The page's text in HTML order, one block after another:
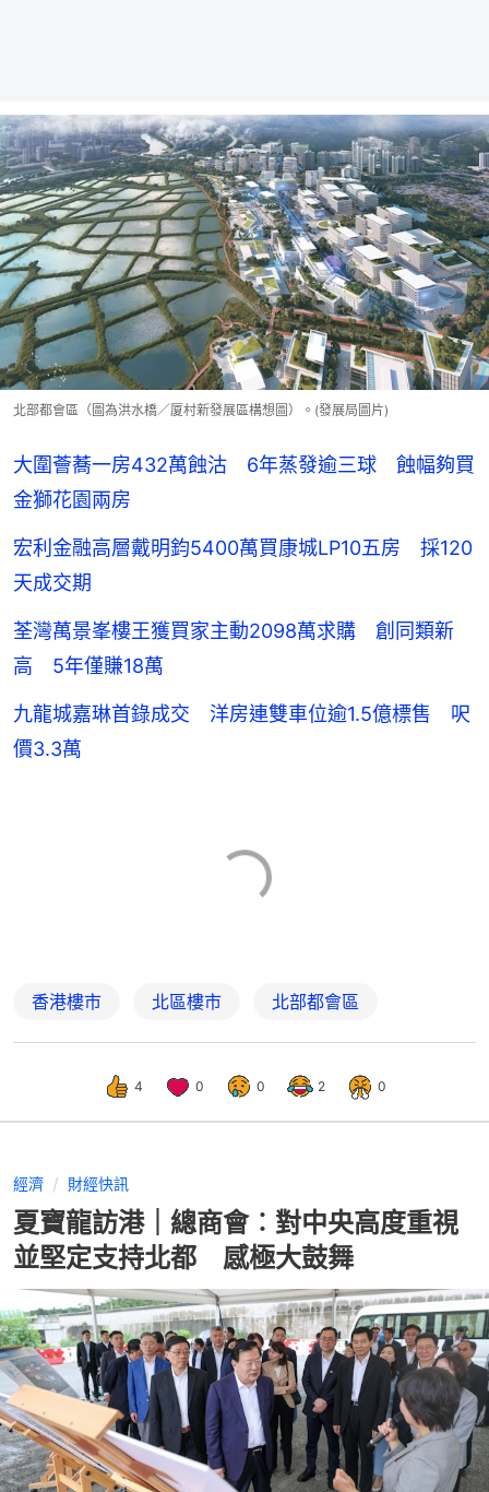
北部都會區（圖為洪水橋／厦村新發展區構想圖）。(發展局圖片)
大圍薈蕎一房432萬蝕沽 6年蒸發逾三球 蝕幅夠買
金獅花園兩房
宏利金融高層戴明鈞5400萬買康城LP10五房 採120
天成交期
荃灣萬景峯樓王獲買家主動2098萬求購 創同類新
高 5年僅賺18萬
九龍城嘉琳首錄成交 洋房連雙車位逾1.5億標售 呎
價3.3萬
香港樓市 北區樓市 北部都會區
4 0 0 2 0
經濟 財經快訊
夏寶龍訪港｜總商會︰對中央高度重視
並堅定支持北都 感極大鼓舞